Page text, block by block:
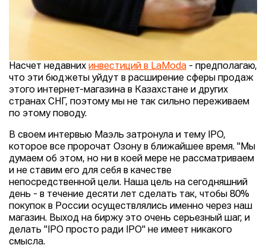
Насчет недавних инвестиций в LaModa - предполагаю,
что эти бюджеты уйдут в расширение сферы продаж
этого интернет-магазина в Казахстане и других
странах СНГ, поэтому мы не так сильно переживаем
по этому поводу.
В своем интервью Маэль затронула и тему IPO,
которое все пророчат Озону в ближайшее время. "Мы
думаем об этом, но ни в коей мере не рассматриваем
и не ставим его для себя в качестве
непосредственной цели. Наша цель на сегодняшний
день - в течение десяти лет сделать так, чтобы 80%
покупок в России осуществлялись именно через наш
магазин. Выход на биржу это очень серьезный шаг, и
делать "IPO просто ради IPO" не имеет никакого
смысла.